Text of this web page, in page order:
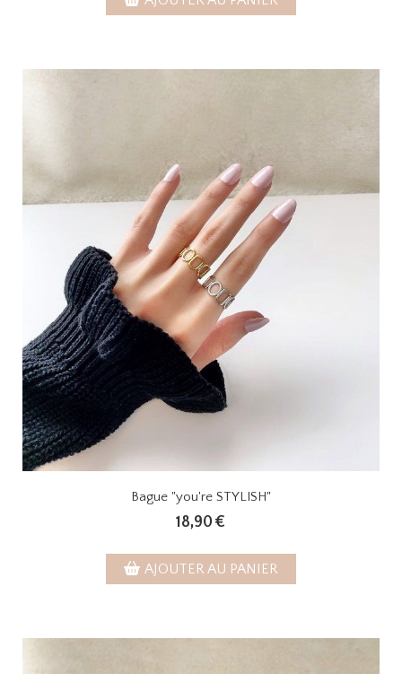
Bague "you're STYLISH"
18,90 €
AJOUTER AU PANIER